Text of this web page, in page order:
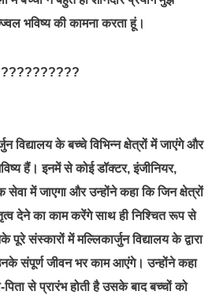
भविष्य की कामना करता हूं।
विद्यालय के बच्चे विभिन्न क्षेत्रों में जाएंगे और
हैं। इनमें से कोई डॉक्टर, इंजीनियर,
सेवा में जाएगा और उन्होंने कहा कि जिन क्षेत्रों
देने का काम करेंगे साथ ही निश्चित रूप से
पूरे संस्कारों में मल्लिकार्जुन विद्यालय के द्वारा
संपूर्ण जीवन भर काम आएंगे। उन्होंने कहा
पिता से प्रारंभ होती है उसके बाद बच्चों को